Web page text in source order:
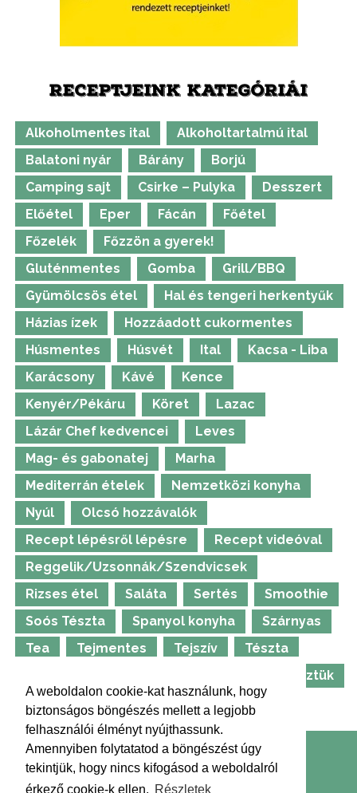
A weboldalon cookie-kat használunk, hogy
biztonságos böngészés mellett a legjobb
felhasználói élményt nyújthassunk.
Amennyiben folytatatod a böngészést úgy
tekintjük, hogy nincs kifogásod a weboldalról
érkező cookie-k ellen. Részletek
RECEPTJEINK KATEGÓRIÁI
Alkoholmentes ital
Alkoholtartalmú ital
Balatoni nyár
Bárány
Borjú
Camping sajt
Csirke – Pulyka
Desszert
Előétel
Eper Fácán
Főétel
Főzelék
Főzzön a gyerek!
Gluténmentes
Gomba
Grill/BBQ
Gyümölcsös étel
Hal és tengeri herkentyűk
Házias ízek
Hozzáadott cukormentes
Húsmentes
Húsvét Ital
Kacsa - Liba
Karácsony
Kávé
Kence
Kenyér/Pékáru
Köret
Lazac
Lázár Chef kedvencei
Leves
Mag- és gabonatej
Marha
Mediterrán ételek
Nemzetközi konyha
Nyúl
Olcsó hozzávalók
Recept lépésről lépésre
Recept videóval
Reggelik/Uzsonnák/Szendvicsek
Rizses étel
Saláta Sertés
Smoothie
Soós Tészta
Spanyol konyha
Szárnyas
Tea
Tejmentes Tejszív
Tészta
TV-ben főztük
Ünnepi ételek
Vadétel Whirlpool
Kapcsolat Impresszum
Médiaajánlat
Adatkezelési tájékoztató
Hírlevél